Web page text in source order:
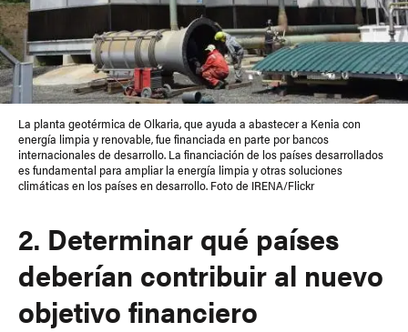
La planta geotérmica de Olkaria, que ayuda a abastecer a Kenia con
energía limpia y renovable, fue financiada en parte por bancos
internacionales de desarrollo. La financiación de los países desarrollados
es fundamental para ampliar la energía limpia y otras soluciones
climáticas en los países en desarrollo. Foto de IRENA/Flickr
2. Determinar qué países
deberían contribuir al nuevo
objetivo financiero